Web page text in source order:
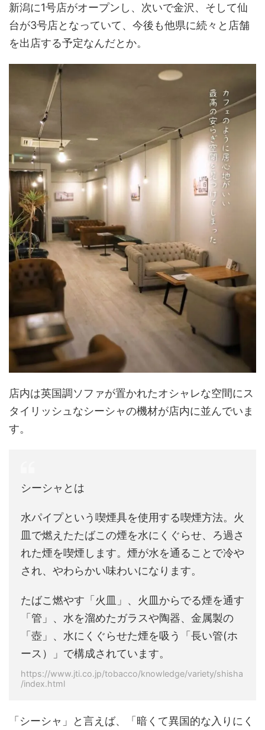
新潟に1号店がオープンし、次いで金沢、そして仙
台が3号店となっていて、今後も他県に続々と店舗
を出店する予定なんだとか。
店内は英国調ソファが置かれたオシャレな空間にス
タイリッシュなシーシャの機材が店内に並んでいま
す。
シーシャとは
水パイプという喫煙具を使用する喫煙方法。火
皿で燃えたたばこの煙を水にくぐらせ、ろ過さ
れた煙を喫煙します。煙が水を通ることで冷や
され、やわらかい味わいになります。
たばこ燃やす「火皿」、火皿からでる煙を通す
「管」、水を溜めたガラスや陶器、金属製の
「壺」、水にくぐらせた煙を吸う「長い管(ホ
ース）」で構成されています。
https://www.jti.co.jp/tobacco/knowledge/variety/shisha
/index.html
「シーシャ」と言えば、「暗くて異国的な入りにく